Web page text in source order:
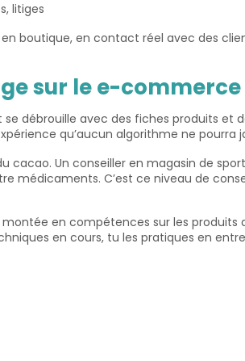
litiges
boutique, en contact réel avec des
sur le e-commerce
débrouille avec des fiches produits et
qu’aucun algorithme ne pourra
cacao. Un conseiller en magasin de
médicaments. C’est ce niveau de
en compétences sur les produits
en cours, tu les pratiques en